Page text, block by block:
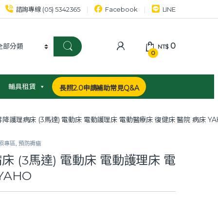
諮詢專線 (05) 5342365 Facebook LINE
0
NT$0
輔具租賃 長照2.0申請補助常見Q&A
護理病床 (3馬達) 電動床 電動護理床 電動醫療床 復健床 醫院 病床
專區, 預防褥瘡
(3馬達) 電動床 電動護理床 電